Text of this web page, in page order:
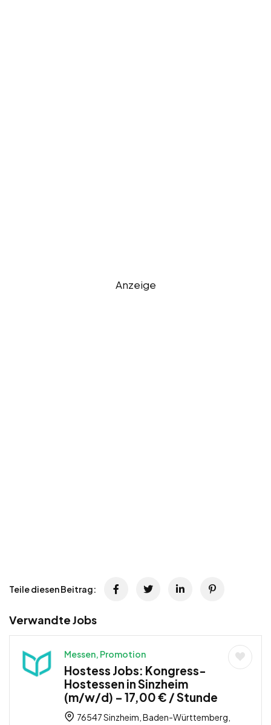
Anzeige
Teile diesen Beitrag:
Verwandte Jobs
Messen, Promotion
Hostess Jobs: Kongress-
Hostessen in Sinzheim
(m/w/d) – 17,00 € / Stunde
76547 Sinzheim, Baden-Württemberg,